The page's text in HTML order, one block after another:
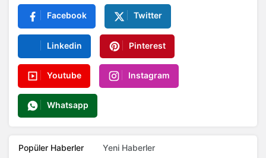
Facebook Twitter
Linkedin Pinterest
Youtube Instagram
Whatsapp
Popüler Haberler Yeni Haberler